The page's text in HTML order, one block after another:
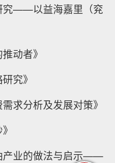
究——以益海嘉里（兖
动者》
究》
求分析及发展对策》
产业的做法与启示——